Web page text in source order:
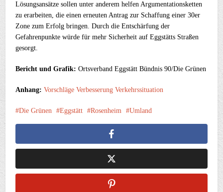
Lösungsansätze sollen unter anderem helfen Argumentationsketten
zu erarbeiten, die einen erneuten Antrag zur Schaffung einer 30er
Zone zum Erfolg bringen. Durch die Entschärfung der
Gefahrenpunkte würde für mehr Sicherheit auf Eggstätts Straßen
gesorgt.
Bericht und Grafik:Ortsverband Eggstätt Bündnis 90/Die Grünen
Anhang: Vorschläge Verbesserung Verkehrssituation
Die Grünen Eggstätt Rosenheim Umland